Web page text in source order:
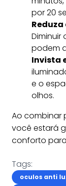
por 20
Diminuir
podem
Invista
e o
olhos.
Ao combinar
você estará
conforto
Tags:
oculos anti